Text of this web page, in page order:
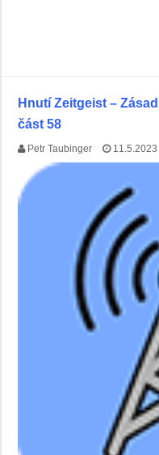
Hnutí Zeitgeist –
část 58
Petr Taubinger 11.5.2023